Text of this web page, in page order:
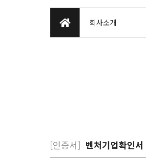
회사소개
[인증서] 벤처기업확인서